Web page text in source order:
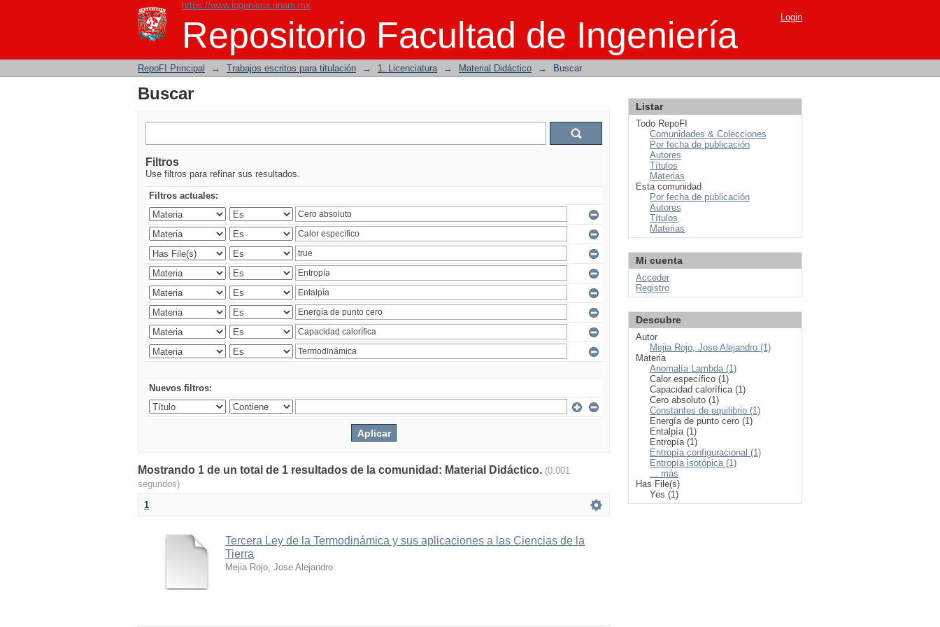
https://www.ingenieria.unam.mx
Repositorio Facultad de Ingeniería
Buscar Login
RepoFI Principal → Trabajos escritos para titulación → 1. Licenciatura → Material Didáctico → Buscar
Buscar
Filtros
Use filtros para refinar sus resultados.
Filtros actuales:
Nuevos filtros:
Mostrando 1 de un total de 1 resultados de la comunidad: Material Didáctico. (0.001
segundos)
1
Tercera Ley de la Termodinámica y sus aplicaciones a las Ciencias de la
Tierra
Mejia Rojo, Jose Alejandro
Listar
Todo RepoFI
Comunidades & Colecciones
Por fecha de publicación
Autores
Títulos
Materias
Esta comunidad
Por fecha de publicación
Autores
Títulos
Materias
Mi cuenta
Acceder
Registro
Descubre
Autor
Mejia Rojo, Jose Alejandro (1)
Materia
Anomalía Lambda (1)
Calor específico (1)
Capacidad calorífica (1)
Cero absoluto (1)
Constantes de equilibrio (1)
Energía de punto cero (1)
Entalpía (1)
Entropía (1)
Entropía configuracional (1)
Entropía isotópica (1)
... más
Has File(s)
Yes (1)